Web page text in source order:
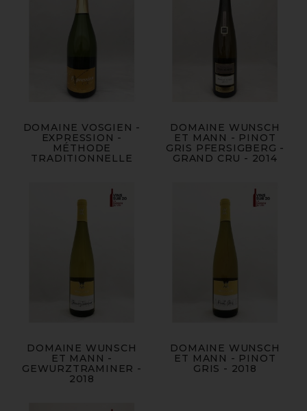
DOMAINE VOSGIEN -
EXPRESSION -
MÉTHODE
TRADITIONNELLE
DOMAINE WUNSCH
ET MANN - PINOT
GRIS PFERSIGBERG -
GRAND CRU - 2014
DOMAINE WUNSCH
ET MANN -
GEWURZTRAMINER -
2018
DOMAINE WUNSCH
ET MANN - PINOT
GRIS - 2018